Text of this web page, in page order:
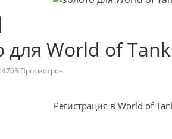
для World of
Просмотров
Регистрация в World of